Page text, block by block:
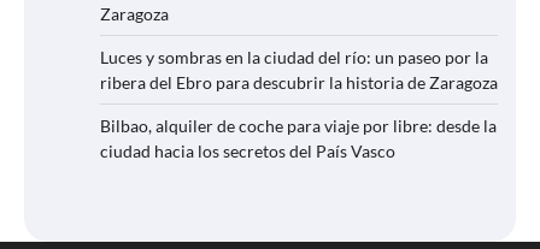
Zaragoza
Luces y sombras en la ciudad del río: un paseo por la
ribera del Ebro para descubrir la historia de Zaragoza
Bilbao, alquiler de coche para viaje por libre: desde la
ciudad hacia los secretos del País Vasco